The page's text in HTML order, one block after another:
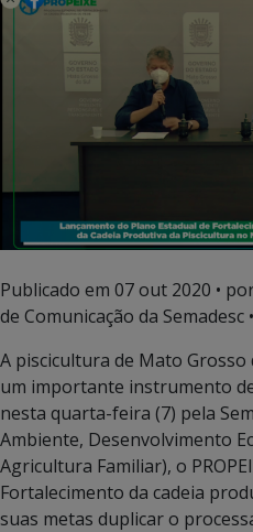
Publicado em 07 out 2020 •
de Comunicação da Semadesc •
A piscicultura de Mato Grosso
um importante instrumento
nesta quarta-feira (7) pela
Ambiente, Desenvolvimento
Agricultura Familiar), o
Fortalecimento da cadeia
suas metas duplicar o